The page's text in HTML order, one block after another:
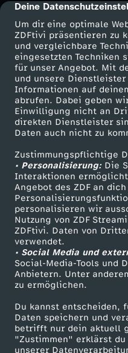
cmp-dialog-
Deine
Um dir eine optimale
ZDFtivi präsentieren zu
und vergleichbare
eingesetzten Techniken
für unser Angebot. Mit
und unsere
Informationen auf
abrufen. Dabei geben
Einwilligung nicht an
direkten Dienstleister
Daten auch nicht zu
Zustimmungspflichtige
• Personalisierung:Die
Interaktionen
Angebot des ZDF an
personalisieren wir
Nutzung von ZDF
ZDFtivi. Daten von
verwendet.
• Social Media und
Social-Media-Tools und
Anbietern. Unter
zu ermöglichen.
Du kannst entscheiden,
Daten speichern und
betrifft nur dein aktuell
"Zustimmen" erklärst du
unserer
t
e
-
i
n
D
e
u
t
s
c
h
Mehr ZDF
ZDF-Apps
Smart TV
ZDFtext
Livestreams
Sendungen A-Z
TV-Programm
ZDF Unternehmen
Karriere
ZDF goes Schule
Werbefernsehen